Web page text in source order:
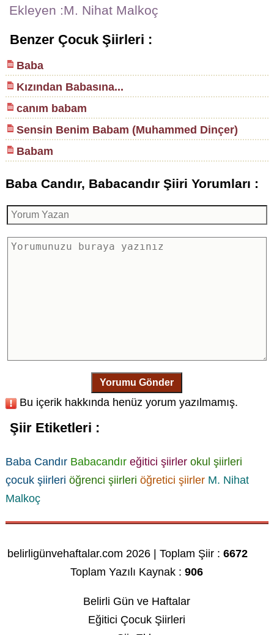
Ekleyen :M. Nihat Malkoç
Benzer Çocuk Şiirleri :
Baba
Kızından Babasına...
canım babam
Sensin Benim Babam (Muhammed Dinçer)
Babam
Baba Candır, Babacandır Şiiri Yorumları :
Yorumu Gönder
Bu içerik hakkında henüz yorum yazılmamış.
Şiir Etiketleri :
Baba Candır Babacandır eğitici şiirler okul şiirleri
çocuk şiirleri öğrenci şiirleri öğretici şiirler M. Nihat
Malkoç
belirligünvehaftalar.com 2026 | Toplam Şiir :6672
Toplam Yazılı Kaynak :906
Belirli Gün ve Haftalar
Eğitici Çocuk Şiirleri